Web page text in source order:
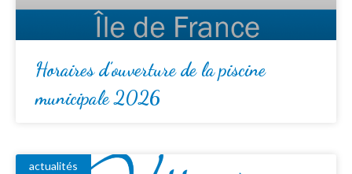
Horaires d’ouverture de la piscine
municipale 2026
actualités